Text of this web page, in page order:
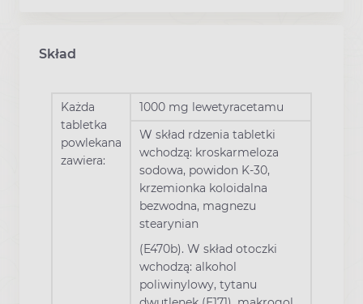
Skład
Każda
tabletka
powlekana
zawiera:
1000 mg lewetyracetamu
W skład rdzenia tabletki
wchodzą: kroskarmeloza
sodowa, powidon K-30,
krzemionka koloidalna
bezwodna, magnezu
stearynian
(E470b). W skład otoczki
wchodzą: alkohol
poliwinylowy, tytanu